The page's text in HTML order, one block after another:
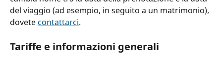
del viaggio (ad esempio, in seguito a un matrimonio),
dovete contattarci.
Tariffe e informazioni generali